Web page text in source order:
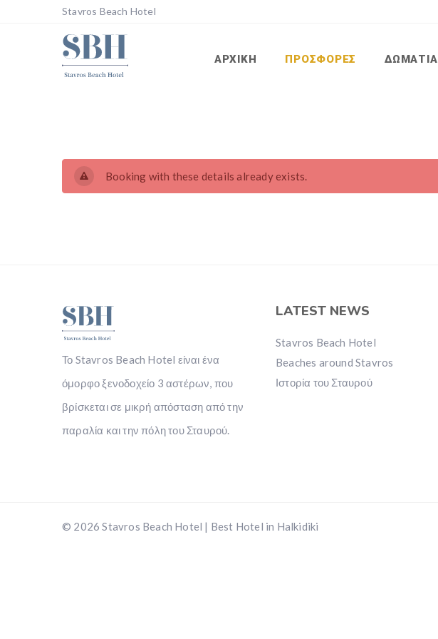
Stavros Beach Hotel
ΑΡΧΙΚΉ ΠΡΟΣΦΟΡΈΣ ΔΩΜΆΤΙΑ
Booking with these details already exists.
Το Stavros Beach Hotel είναι ένα
όμορφο ξενοδοχείο 3 αστέρων, που
βρίσκεται σε μικρή απόσταση από την
παραλία και την πόλη του Σταυρού.
LATEST NEWS
Stavros Beach Hotel
Beaches around Stavros
Ιστορία του Σταυρού
© 2026 Stavros Beach Hotel | Best Hotel in Halkidiki